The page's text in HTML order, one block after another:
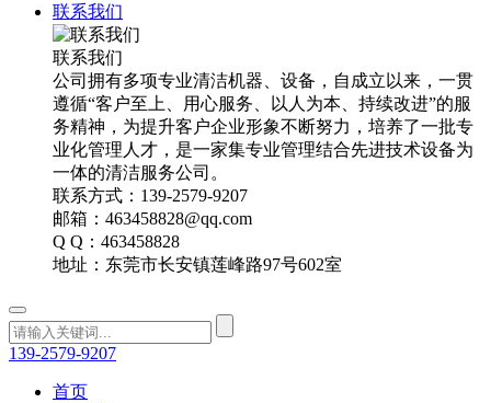
联系我们
联系我们
公司拥有多项专业清洁机器、设备，自成立以来，一贯
遵循“客户至上、用心服务、以人为本、持续改进”的服
务精神，为提升客户企业形象不断努力，培养了一批专
业化管理人才，是一家集专业管理结合先进技术设备为
一体的清洁服务公司。
联系方式：139-2579-9207
邮箱：463458828@qq.com
Q Q：463458828
地址：东莞市长安镇莲峰路97号602室
139-2579-9207
首页